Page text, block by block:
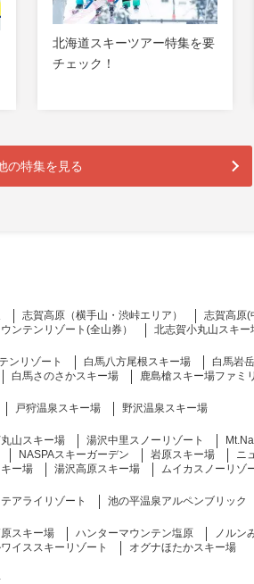
北海道スキーツアー特集を要
チェック！
の特集を見る
志賀高原（横手山・渋峠エリア） 志賀高原(
ンテンリゾート(全山券） 北志賀小丸山スキー
ンリゾート 白馬八方尾根スキー場 白馬岩
白馬さのさかスキー場 鹿島槍スキー場ファミ
戸狩温泉スキー場 野沢温泉スキー場
山スキー場 湯沢中里スノーリゾート
NASPAスキーガーデン 岩原スキー場 ニ
ー場 湯沢高原スキー場 ムイカスノーリゾ
アライリゾート 池の平温泉アルペンブリック
スキー場 ハンターマウンテン塩原 ノルン
イススキーリゾート オグナほたかスキー場